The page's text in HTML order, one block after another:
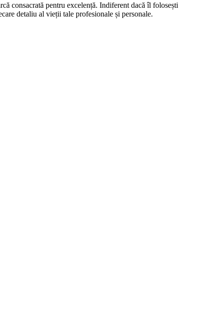
consacrată pentru excelență. Indiferent dacă îl folosești
detaliu al vieții tale profesionale și personale.